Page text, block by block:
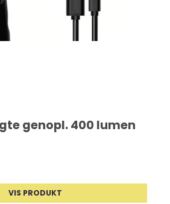
genopl. 400 lumen
VIS PRODUKT